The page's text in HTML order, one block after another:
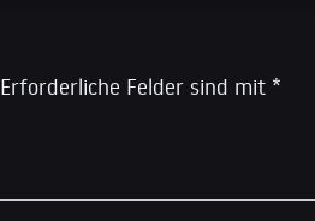
Erforderliche Felder sind mit *